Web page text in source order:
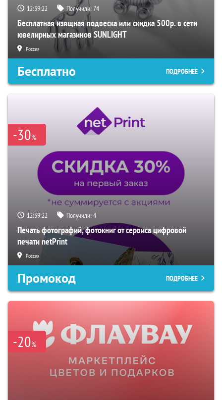
12:39:21 Получили:74
Бесплатная изящная подвеска или скидка 500р. в сети
ювелирных магазинов SUNLIGHT
Россия
Бесплатно ПОДРОБНЕЕ
-30%
12:39:21 Получили:4
Печать фотографий, фотокниг от сервиса цифровой
печати netPrint
Россия
Промокод ПОДРОБНЕЕ
-20%